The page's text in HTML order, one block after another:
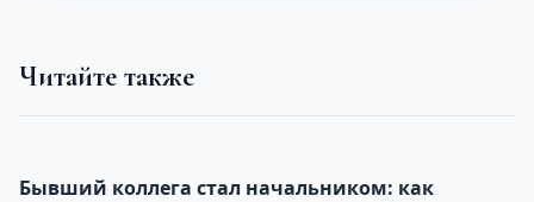
Читайте также
Бывший коллега стал начальником: как